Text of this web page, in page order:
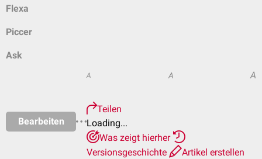
Flexa
Piccer
Ask
Bearbeiten
A A A
Teilen
Loading...
Was zeigt hierher
Versionsgeschichte
Artikel erstellen